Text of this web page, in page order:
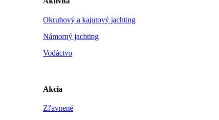
Okruhový a kajutový jachting
Námorný jachting
Vodáctvo
Akcia
Zľavnené